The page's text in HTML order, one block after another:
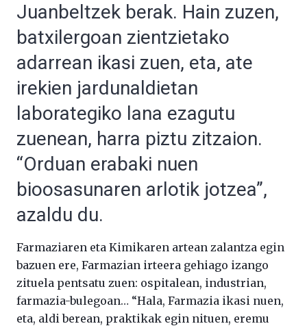
Juanbeltzek berak. Hain zuzen,
batxilergoan zientzietako
adarrean ikasi zuen, eta, ate
irekien jardunaldietan
laborategiko lana ezagutu
zuenean, harra piztu zitzaion.
“Orduan erabaki nuen
bioosasunaren arlotik jotzea”,
azaldu du.
Farmaziaren eta Kimikaren artean zalantza egin
bazuen ere, Farmazian irteera gehiago izango
zituela pentsatu zuen: ospitalean, industrian,
farmazia-bulegoan… “Hala, Farmazia ikasi nuen,
eta, aldi berean, praktikak egin nituen, eremu